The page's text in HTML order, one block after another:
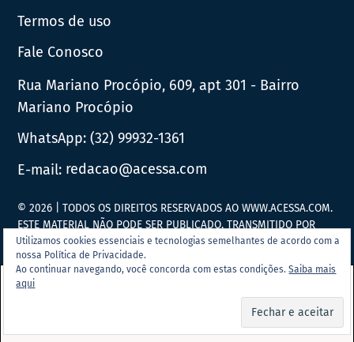
Termos de uso
Fale Conosco
Rua Mariano Procópio, 609, apt 301 - Bairro
Mariano Procópio
WhatsApp:(32) 99932-1361
E-mail: redacao@acessa.com
Utilizamos cookies essenciais e tecnologias semelhantes de acordo com a
nossa Política de Privacidade.
Ao continuar navegando, você concorda com estas condições.Saiba mais
aqui
© 2026 | TODOS OS DIREITOS RESERVADOS AO WWW.ACESSA.COM.
ESTE MATERIAL NÃO PODE SER PUBLICADO, TRANSMITIDO POR
BROADCAST, REESCRITO OU REDISTRIBUÍDO SEM PRÉVIA
AUTORIZAÇÃO.